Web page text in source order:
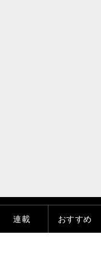
連載 おすすめ